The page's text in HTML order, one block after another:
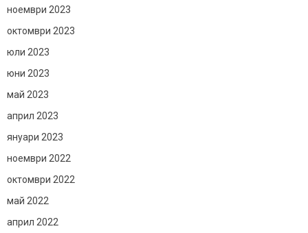
ноември 2023
октомври 2023
юли 2023
юни 2023
май 2023
април 2023
януари 2023
ноември 2022
октомври 2022
май 2022
април 2022